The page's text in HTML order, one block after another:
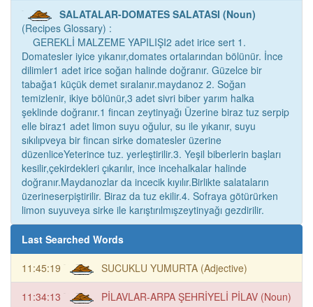
SALATALAR-DOMATES SALATASI (Noun)
(Recipes Glossary) :
GEREKLİ MALZEME YAPILIŞI2 adet irice sert 1.
Domatesler iyice yıkanır,domates ortalarından bölünür. İnce
dilimler1 adet irice soğan halinde doğranır. Güzelce bir
tabağa1 küçük demet sıralanır.maydanoz 2. Soğan
temizlenir, ikiye bölünür,3 adet sivri biber yarım halka
şeklinde doğranır.1 fincan zeytinyağı Üzerine biraz tuz serpip
elle biraz1 adet limon suyu oğulur, su ile yıkanır, suyu
sıkılıpveya bir fincan sirke domatesler üzerine
düzenliceYeterince tuz. yerleştirilir.3. Yeşil biberlerin başları
kesilir,çekirdekleri çıkarılır, ince incehalkalar halinde
doğranır.Maydanozlar da incecik kıyılır.Birlikte salataların
üzerineserpiştirilir. Biraz da tuz ekilir.4. Sofraya götürürken
limon suyuveya sirke ile karıştırılmışzeytinyağı gezdirilir.
Last Searched Words
11:45:19 SUCUKLU YUMURTA (Adjective)
11:34:13 PİLAVLAR-ARPA ŞEHRİYELİ PİLAV (Noun)